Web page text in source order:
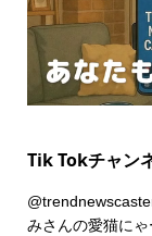
Tik Tokチャン
みさんの愛猫に